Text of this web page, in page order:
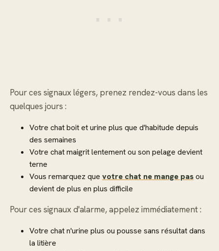
Pour ces signaux légers, prenez rendez-vous dans les
quelques jours :
Votre chat boit et urine plus que d'habitude depuis
des semaines
Votre chat maigrit lentement ou son pelage devient
terne
Vous remarquez que votre chat ne mange pasou
devient de plus en plus difficile
Pour ces signaux d'alarme, appelez immédiatement :
Votre chat n'urine plus ou pousse sans résultat dans
la litière